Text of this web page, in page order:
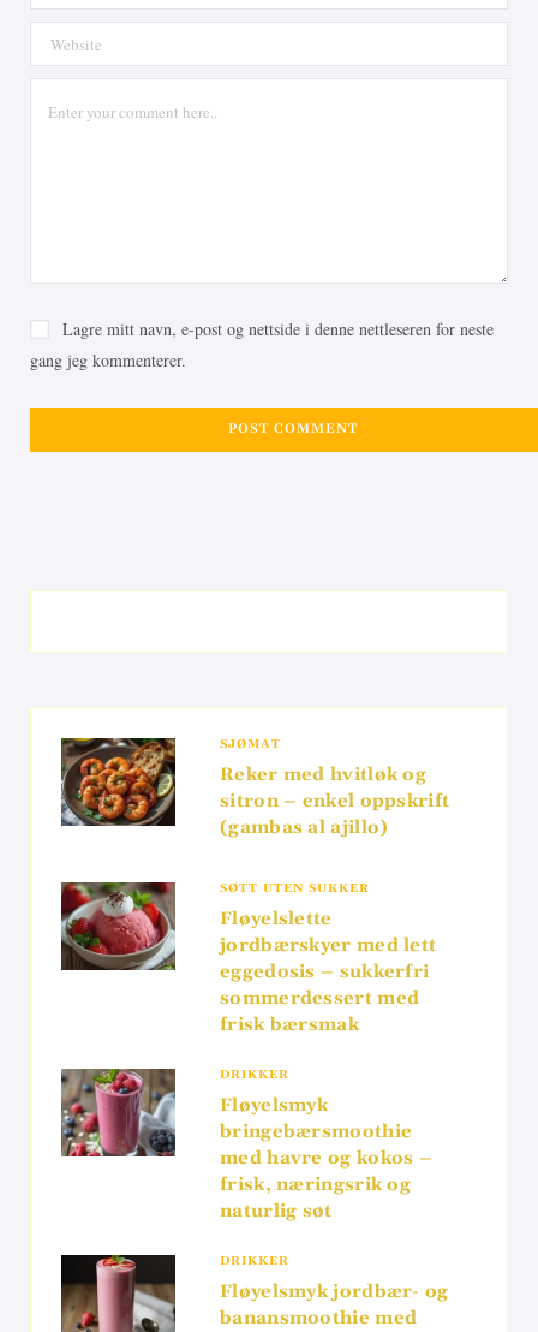
Lagre mitt navn, e-post og nettside i denne nettleseren for neste
gang jeg kommenterer.
SJØMAT
Reker med hvitløk og
sitron – enkel oppskrift
(gambas al ajillo)
SØTT UTEN SUKKER
Fløyelslette
jordbærskyer med lett
eggedosis – sukkerfri
sommerdessert med
frisk bærsmak
DRIKKER
Fløyelsmyk
bringebærsmoothie
med havre og kokos –
frisk, næringsrik og
naturlig søt
DRIKKER
Fløyelsmyk jordbær- og
banansmoothie med